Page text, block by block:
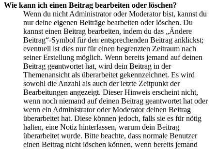
Wie kann ich einen Beitrag bearbeiten oder löschen?
Wenn du nicht Administrator oder Moderator bist, kannst du
nur deine eigenen Beiträge bearbeiten oder löschen. Du
kannst einen Beitrag bearbeiten, indem du das „Ändere
Beitrag“-Symbol für den entsprechenden Beitrag anklickst;
eventuell ist dies nur für einen begrenzten Zeitraum nach
seiner Erstellung möglich. Wenn bereits jemand auf deinen
Beitrag geantwortet hat, wird dein Beitrag in der
Themenansicht als überarbeitet gekennzeichnet. Es wird
sowohl die Anzahl als auch der letzte Zeitpunkt der
Bearbeitungen angezeigt. Dieser Hinweis erscheint nicht,
wenn noch niemand auf deinen Beitrag geantwortet hat oder
wenn ein Administrator oder Moderator deinen Beitrag
überarbeitet hat. Diese können jedoch, falls sie es für nötig
halten, eine Notiz hinterlassen, warum dein Beitrag
überarbeitet wurde. Bitte beachte, dass normale Benutzer
einen Beitrag nicht löschen können, wenn bereits jemand